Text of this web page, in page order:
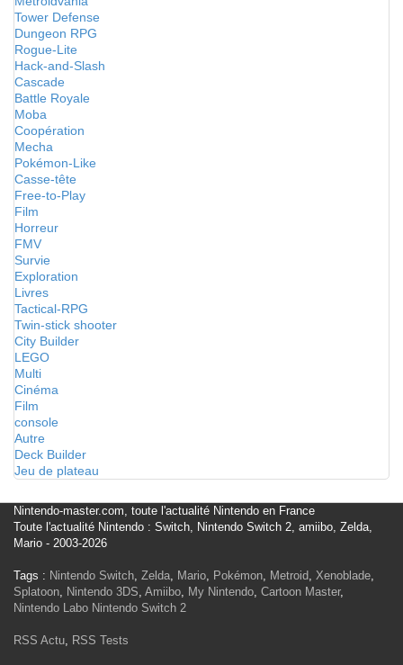
Tower Defense
Dungeon RPG
Rogue-Lite
Hack-and-Slash
Cascade
Battle Royale
Moba
Coopération
Mecha
Pokémon-Like
Casse-tête
Free-to-Play
Film
Horreur
FMV
Survie
Exploration
Livres
Tactical-RPG
Twin-stick shooter
City Builder
LEGO
Multi
Cinéma
Film
console
Autre
Deck Builder
Jeu de plateau
Nintendo-master.com, toute l'actualité Nintendo en France
Toute l'actualité Nintendo : Switch, Nintendo Switch 2, amiibo, Zelda,
Mario - 2003-2026
Tags : Nintendo Switch, Zelda, Mario, Pokémon, Metroid, Xenoblade,
Splatoon, Nintendo 3DS, Amiibo, My Nintendo, Cartoon Master,
Nintendo Labo Nintendo Switch 2
RSS Actu, RSS Tests